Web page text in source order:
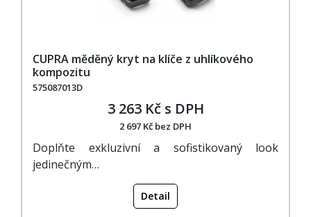
CUPRA měděný kryt na klíče z uhlíkového
kompozitu
575087013D
3 263 Kč s DPH
2 697 Kč bez DPH
Doplňte exkluzivní a sofistikovaný look
jedinečným…
Detail